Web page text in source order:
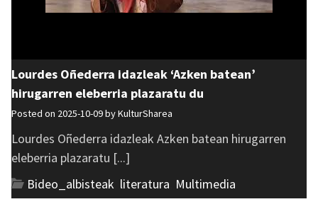
Lourdes Oñederra idazleak ‘Azken batean’
hirugarren eleberria plazaratu du
Posted on 2025-10-09 byKulturSharea
Lourdes Oñederra idazleak Azken batean hirugarren
eleberria plazaratu [...]
Bideo_albisteak literatura Multimedia